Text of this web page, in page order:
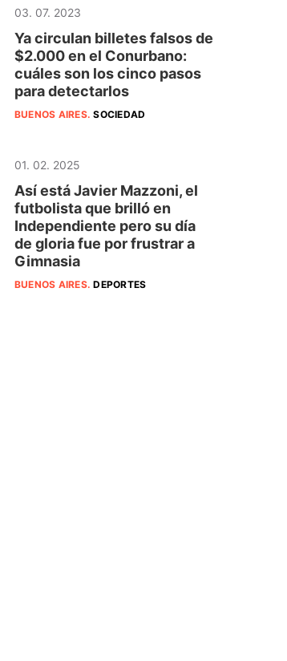
03. 07. 2023
Ya circulan billetes falsos de
$2.000 en el Conurbano:
cuáles son los cinco pasos
para detectarlos
BUENOS AIRES.SOCIEDAD
01. 02. 2025
Así está Javier Mazzoni, el
futbolista que brilló en
Independiente pero su día
de gloria fue por frustrar a
Gimnasia
BUENOS AIRES.DEPORTES